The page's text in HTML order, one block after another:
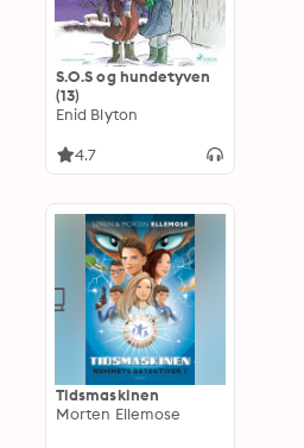
S.O.S og hundetyven
(13)
Enid Blyton
4.7
Tidsmaskinen
Morten Ellemose